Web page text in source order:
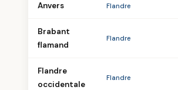
Anvers Flandre
Brabant
flamand
Flandre
Flandre
occidentale
Flandre